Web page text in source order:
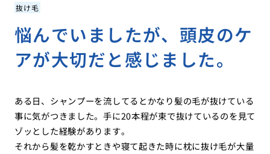
抜け毛
悩んでいましたが、頭皮のケ
アが大切だと感じました。
ある日、シャンプーを流してるとかなり髪の毛が抜けている
事に気がつきました。手に20本程が束で抜けているのを見て
ゾッとした経験があります。
それから髪を乾かすときや寝て起きた時に枕に抜け毛が大量